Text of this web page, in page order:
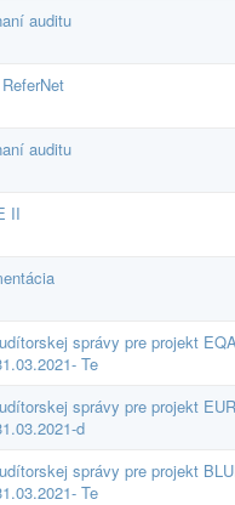
auditu
auditu
II
správy pre projekt
Te
správy pre projekt
d
správy pre projekt
Te